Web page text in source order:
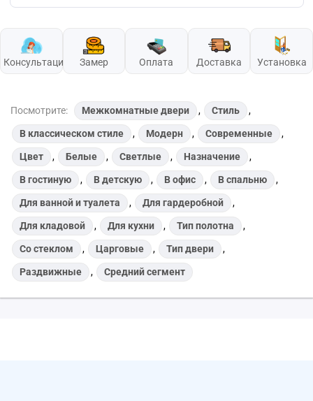
Консультация Замер Оплата Доставка Установка
Посмотрите: Межкомнатные двери , Стиль ,
В классическом стиле , Модерн , Современные ,
Цвет , Белые , Светлые , Назначение ,
В гостиную , В детскую , В офис , В спальню ,
Для ванной и туалета , Для гардеробной ,
Для кладовой , Для кухни , Тип полотна ,
Со стеклом , Царговые , Тип двери ,
Раздвижные , Средний сегмент